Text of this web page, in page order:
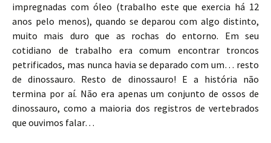
impregnadas com óleo (trabalho este que exercia há 12
anos pelo menos), quando se deparou com algo distinto,
muito mais duro que as rochas do entorno. Em seu
cotidiano de trabalho era comum encontrar troncos
petrificados, mas nunca havia se deparado com um… resto
de dinossauro. Resto de dinossauro! E a história não
termina por aí. Não era apenas um conjunto de ossos de
dinossauro, como a maioria dos registros de vertebrados
que ouvimos falar…